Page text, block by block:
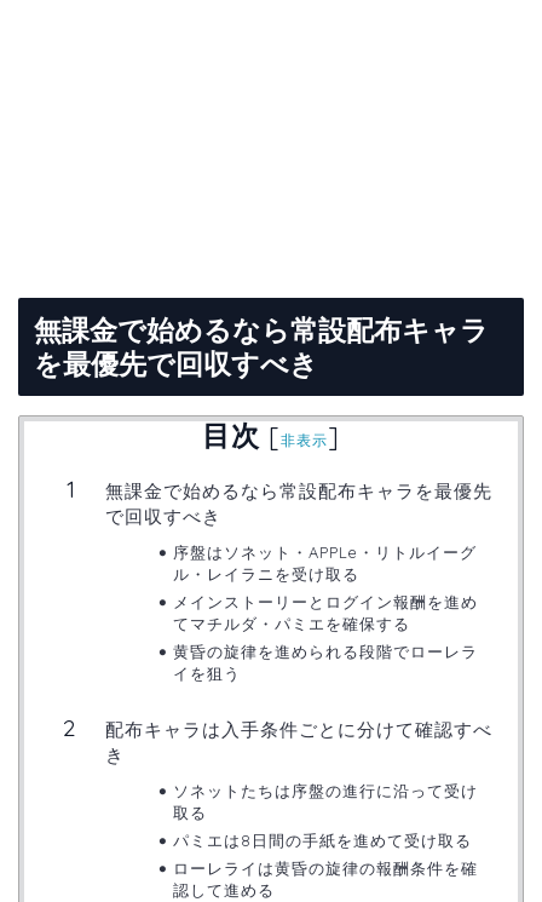
無課金で始めるなら常設配布キャラ
を最優先で回収すべき
目次 [非表示]
無課金で始めるなら常設配布キャラを最優先
で回収すべき
序盤はソネット・APPLe・リトルイーグ
ル・レイラニを受け取る
メインストーリーとログイン報酬を進め
てマチルダ・パミエを確保する
黄昏の旋律を進められる段階でローレラ
イを狙う
配布キャラは入手条件ごとに分けて確認すべ
き
ソネットたちは序盤の進行に沿って受け
取る
パミエは8日間の手紙を進めて受け取る
ローレライは黄昏の旋律の報酬条件を確
認して進める